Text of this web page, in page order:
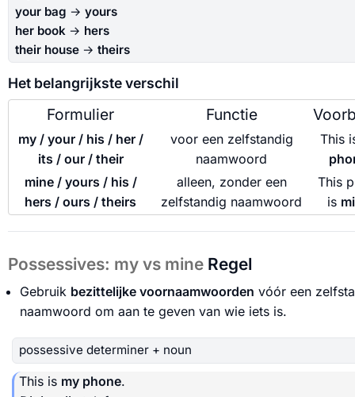
your bag → yours
her book → hers
their house → theirs
Het belangrijkste verschil
Formulier Functie
my / your / his / her /
its / our / their
voor een zelfstandig
naamwoord
This
mine / yours / his /
hers / ours / theirs
alleen, zonder een
zelfstandig naamwoord
This
is
Possessives: my vs mine Regel
Gebruik bezittelijke voornaamwoorden vóór een
naamwoord om aan te geven van wie iets is.
possessive determiner + noun
This is my phone.